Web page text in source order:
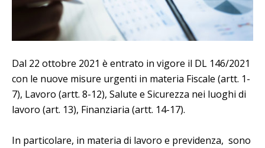
Dal 22 ottobre 2021 è entrato in vigore il DL 146/2021
con le nuove misure urgenti in materia Fiscale (artt. 1-
7), Lavoro (artt. 8-12), Salute e Sicurezza nei luoghi di
lavoro (art. 13), Finanziaria (artt. 14-17).
In particolare, in materia di lavoro e previdenza, sono